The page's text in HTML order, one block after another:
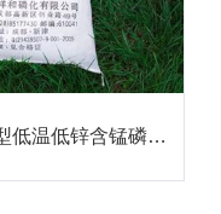
祥和牌XH-10型低温低锌含锰磷化粉